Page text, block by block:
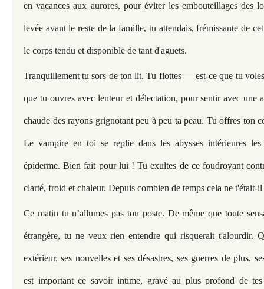
en vacances aux aurores, pour éviter les embouteillages des
levée avant le reste de la famille, tu attendais, frémissante de
le corps tendu et disponible de tant d'aguets.
Tranquillement tu sors de ton lit. Tu flottes — est-ce que tu
que tu ouvres avec lenteur et délectation, pour sentir avec une
chaude des rayons grignotant peu à peu ta peau. Tu offres ton
Le vampire en toi se replie dans les abysses intérieures
épiderme. Bien fait pour lui ! Tu exultes de ce foudroyant
clarté, froid et chaleur. Depuis combien de temps cela ne t'était-
Ce matin tu n’allumes pas ton poste. De même que toute
étrangère, tu ne veux rien entendre qui risquerait t'alourdir.
extérieur, ses nouvelles et ses désastres, ses guerres de plus,
est important ce savoir intime, gravé au plus profond de tes